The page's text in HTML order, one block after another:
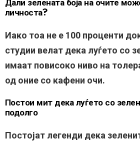
Дали зелената боја на очите
личноста?
Иако тоа не е 100 проценти
студии велат дека луѓето со
имаат повисоко ниво на
од оние со кафени очи.
Постои мит дека луѓето со
подолго
Постојат легенди дека